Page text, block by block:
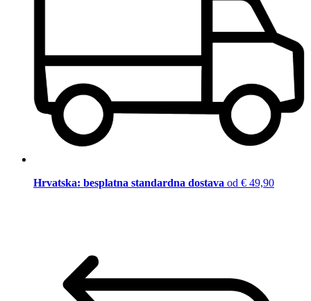
Hrvatska: besplatna standardna dostava od € 49,90